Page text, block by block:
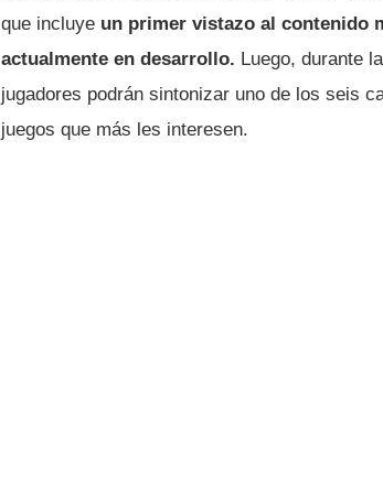
que incluye un primer vistazo al contenido
actualmente en desarrollo. Luego, durante
jugadores podrán sintonizar uno de los seis
juegos que más les interesen.